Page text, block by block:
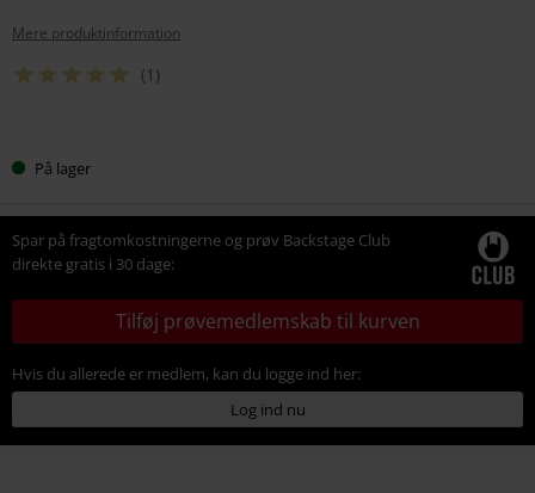
Mere produktinformation
(1)
dinPå lager
Spar på fragtomkostningerne og prøv Backstage Club
direkte gratis i 30 dage:
Tilføj prøvemedlemskab til kurven
Hvis du allerede er medlem, kan du logge ind her:
Log ind nu